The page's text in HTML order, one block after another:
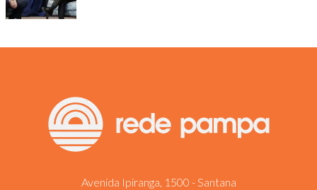
Avenida Ipiranga, 1500 - Santana